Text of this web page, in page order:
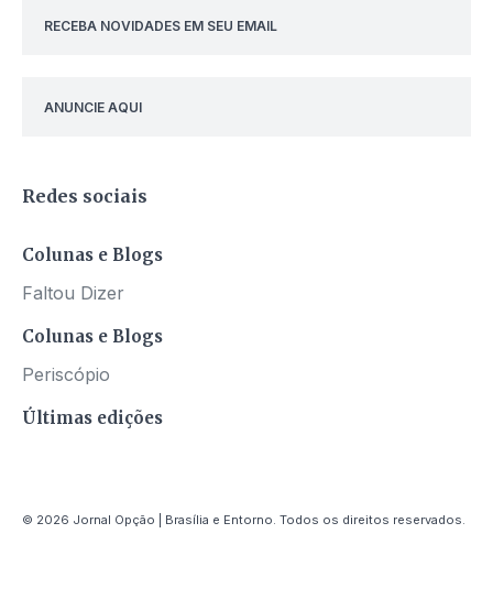
RECEBA NOVIDADES EM SEU EMAIL
ANUNCIE AQUI
Redes sociais
Colunas e Blogs
Faltou Dizer
Colunas e Blogs
Periscópio
Últimas edições
© 2026 Jornal Opção | Brasília e Entorno. Todos os direitos reservados.